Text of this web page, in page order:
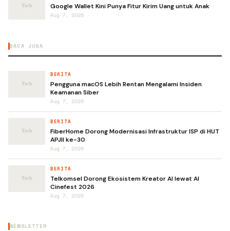
Google Wallet Kini Punya Fitur Kirim Uang untuk Anak
Aug 7, 2026
BACA JUGA
BERITA
Pengguna macOS Lebih Rentan Mengalami Insiden
Keamanan Siber
Aug 7, 2026
BERITA
FiberHome Dorong Modernisasi Infrastruktur ISP di HUT
APJII ke-30
Aug 7, 2026
BERITA
Telkomsel Dorong Ekosistem Kreator AI lewat AI
Cinefest 2026
Aug 7, 2026
NEWSLETTER